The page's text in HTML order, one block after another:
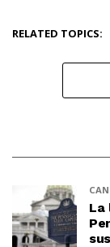
RELATED TOPICS:
La